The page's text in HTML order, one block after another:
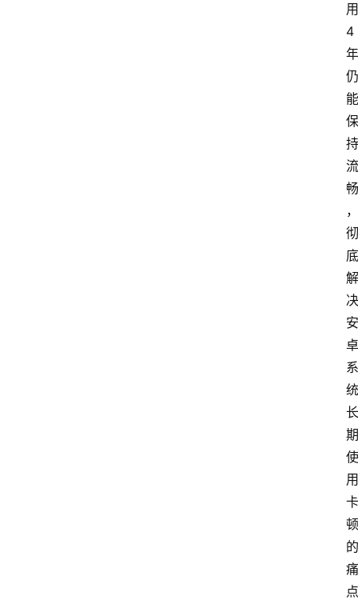
用
4
年
仍
能
保
持
流
畅
，
彻
底
解
决
安
卓
系
统
长
期
使
用
卡
顿
的
痛
点